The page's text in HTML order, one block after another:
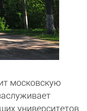
московскую
университетов